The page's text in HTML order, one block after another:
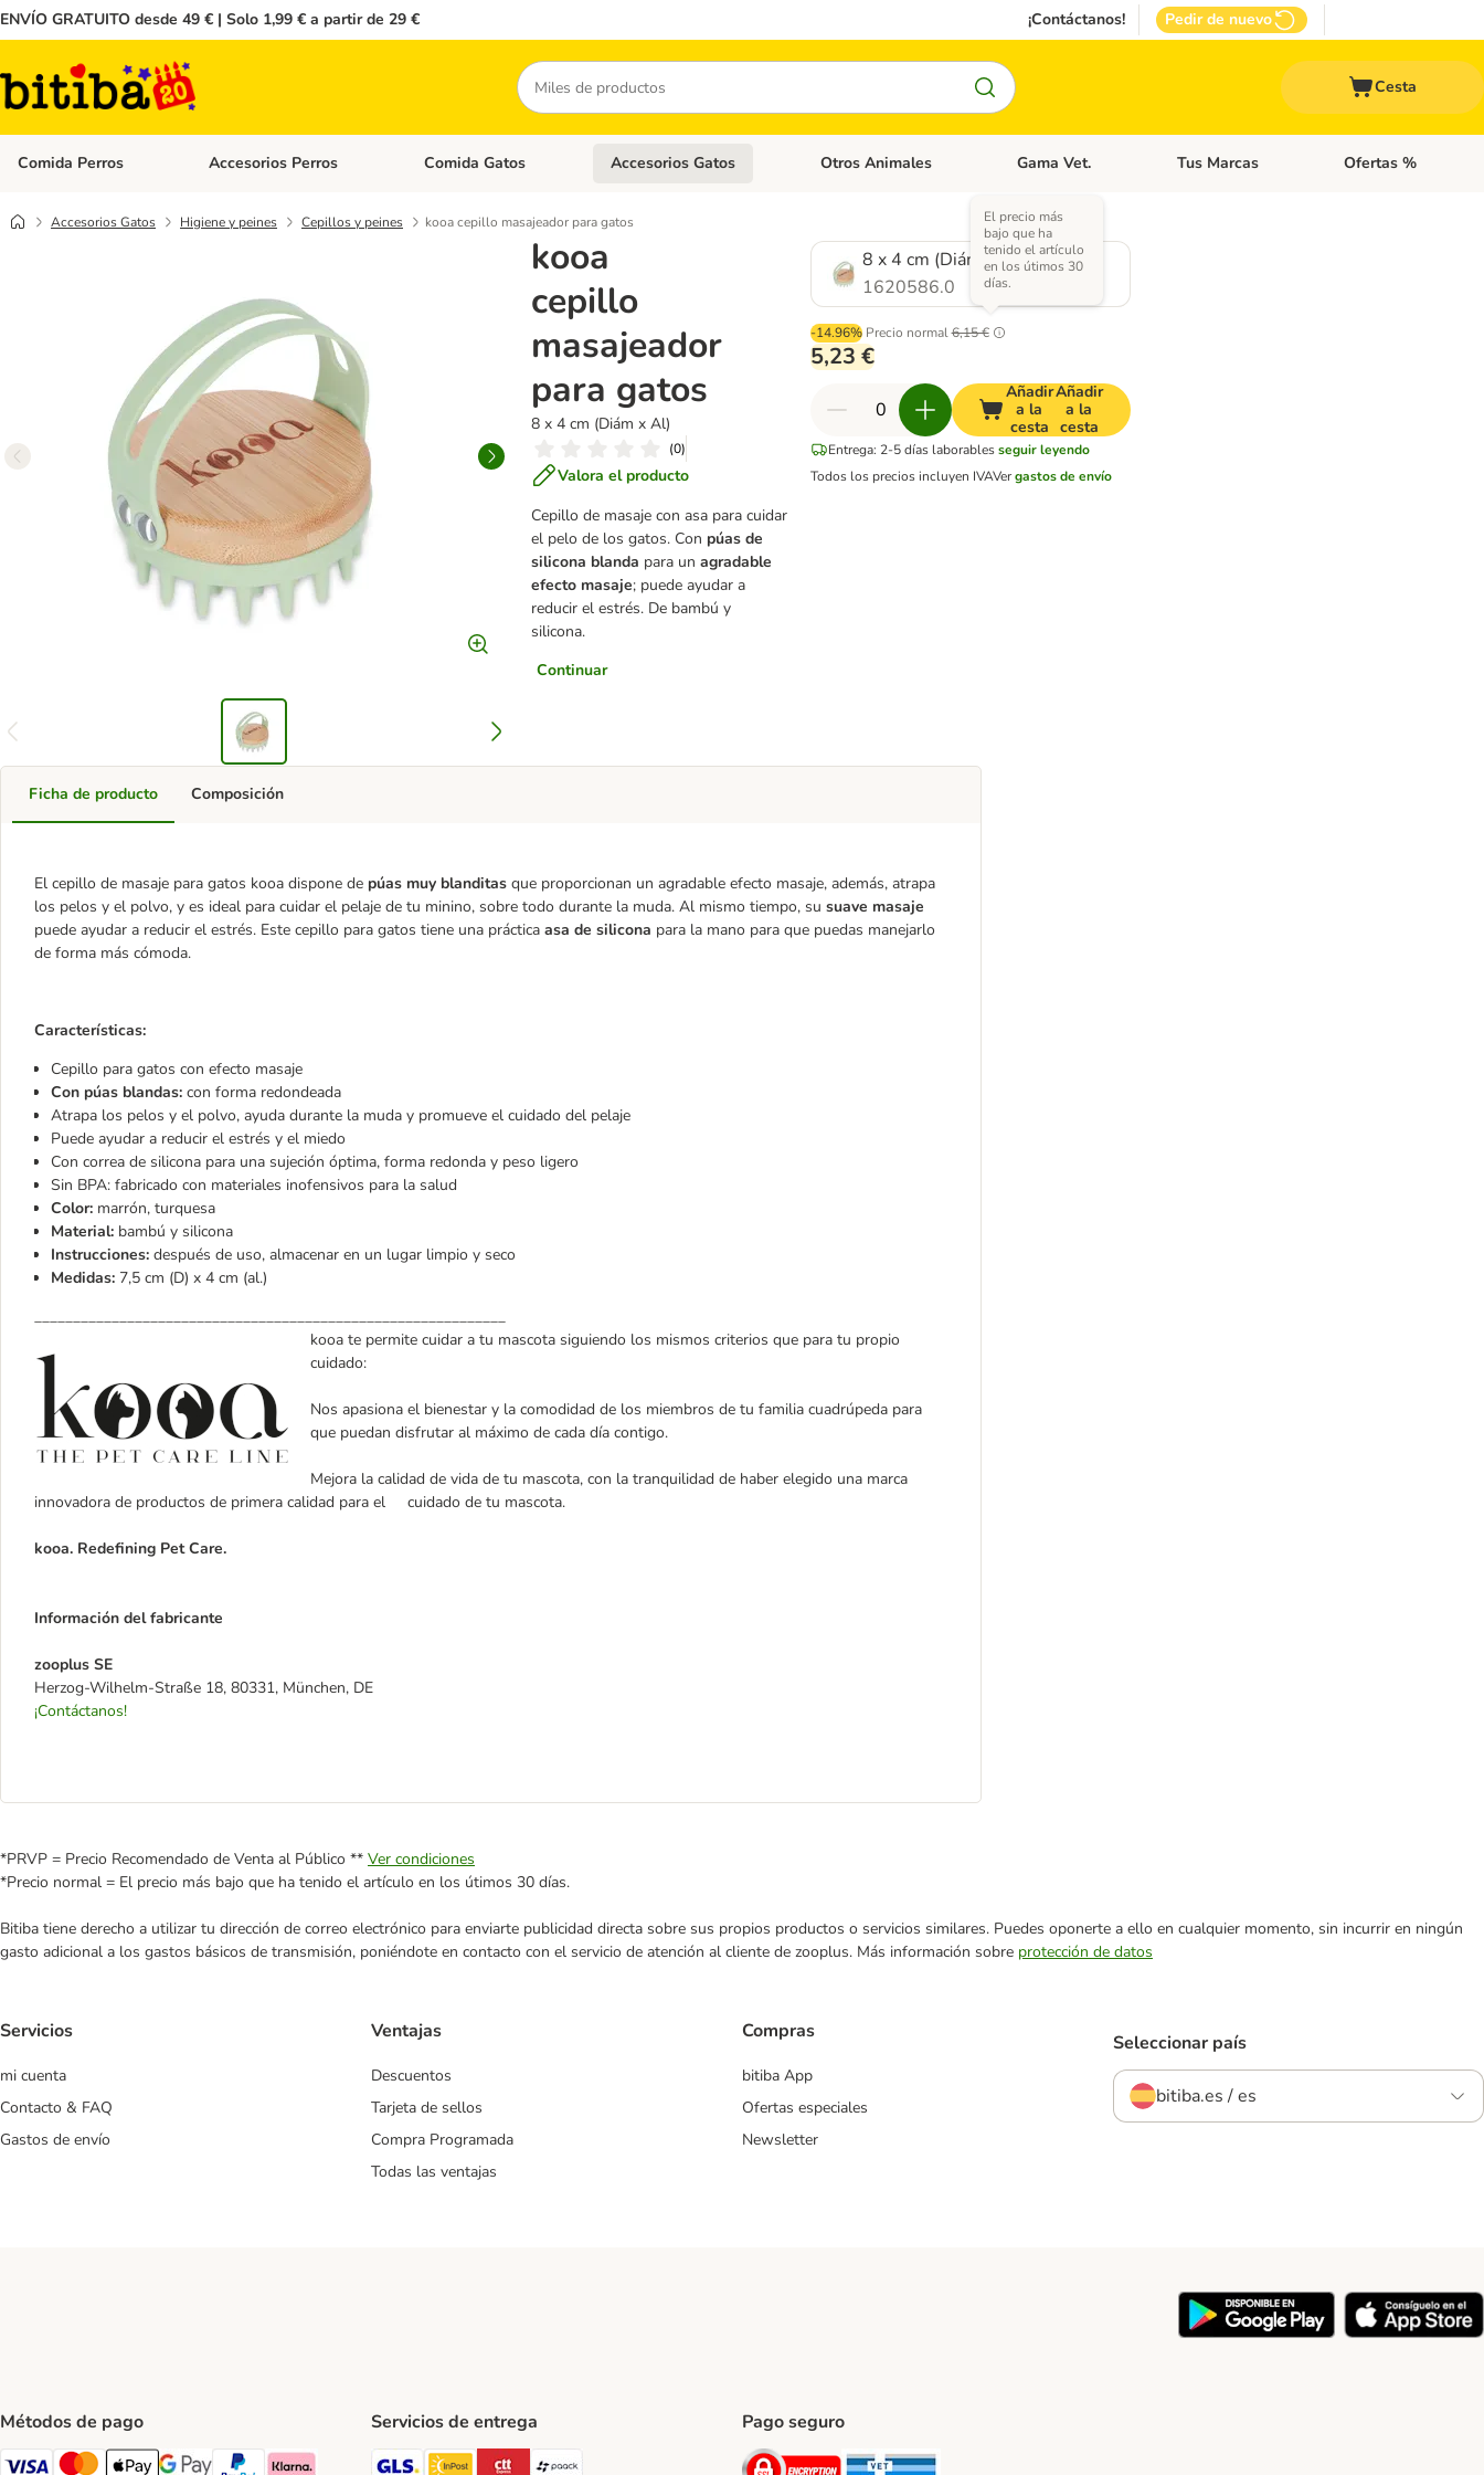
ENVÍO GRATUITO desde 49 € | Solo 1,99 € a partir de 29 € ¡Contáctanos! Pedir de nuevo
Buscar
Cesta
Comida Perros Menú de categoria abierto: Comida Perros
Accesorios Perros Menú de categoria abierto: Accesorios Perros
Comida Gatos Menú de categoria abierto: Comida Gatos
Accesorios Gatos Menú de categoria abierto: Accesorios Gatos
Otros Animales Menú de categoria abierto: Otros Animales
Gama Vet. Menú de categoria abierto: Gama Vet.
Tus Marcas Menú de categoria
Ofertas %
Accesorios Gatos Higiene y peines Cepillos y peines kooa cepillo masajeador para gatos
kooa
cepillo
masajeador
para gatos
8 x 4 cm (Diám x Al)
(0)
Valora el producto
Cepillo de masaje con asa para cuidar
el pelo de los gatos. Con púas de
silicona blanda para un agradable
efecto masaje; puede ayudar a
reducir el estrés. De bambú y
silicona.
Continuar
8 x 4 cm (Diám x Al)
1620586.0
-14.96% Precio normal6,15 €
El precio más
bajo que ha
tenido el artículo
en los útimos 30
días.
5,23 €
Añadir
a la
cesta
Añadir
a la
cesta
Entrega: 2-5 días laborables seguir leyendo
Todos los precios incluyen IVAVergastos de envío
Ficha de producto
El cepillo de masaje para gatos kooa dispone de púas muy blanditas que proporcionan un agradable efecto masaje, además, atrapa
los pelos y el polvo, y es ideal para cuidar el pelaje de tu minino, sobre todo durante la muda. Al mismo tiempo, su suave masaje
puede ayudar a reducir el estrés. Este cepillo para gatos tiene una práctica asa de silicona para la mano para que puedas manejarlo
de forma más cómoda.
Características:
Cepillo para gatos con efecto masaje
Con púas blandas: con forma redondeada
Atrapa los pelos y el polvo, ayuda durante la muda y promueve el cuidado del pelaje
Puede ayudar a reducir el estrés y el miedo
Con correa de silicona para una sujeción óptima, forma redonda y peso ligero
Sin BPA: fabricado con materiales inofensivos para la salud
Color: marrón, turquesa
Material: bambú y silicona
Instrucciones: después de uso, almacenar en un lugar limpio y seco
Medidas: 7,5 cm (D) x 4 cm (al.)
_____________________________________________________________
kooa te permite cuidar a tu mascota siguiendo los mismos criterios que para tu propio
cuidado:
Nos apasiona el bienestar y la comodidad de los miembros de tu familia cuadrúpeda para
que puedan disfrutar al máximo de cada día contigo.
Mejora la calidad de vida de tu mascota, con la tranquilidad de haber elegido una marca
innovadora de productos de primera calidad para el cuidado de tu mascota.
kooa. Redefining Pet Care.
Información del fabricante
zooplus SE
Herzog-Wilhelm-Straße 18, 80331, München, DE
¡Contáctanos!
Composición
*PRVP = Precio Recomendado de Venta al Público ** Ver condiciones
*Precio normal = El precio más bajo que ha tenido el artículo en los útimos 30 días.
Bitiba tiene derecho a utilizar tu dirección de correo electrónico para enviarte publicidad directa sobre sus propios productos o servicios similares. Puedes oponerte a ello en cualquier momento, sin incurrir en ningún
gasto adicional a los gastos básicos de transmisión, poniéndote en contacto con el servicio de atención al cliente de zooplus. Más información sobre protección de datos
Servicios
mi cuenta
Contacto & FAQ
Gastos de envío
Ventajas
Descuentos
Tarjeta de sellos
Compra Programada
Todas las ventajas
Compras
bitiba App
Ofertas especiales
Newsletter
Seleccionar país
bitiba.es / es
Métodos de pago Servicios de entrega
GLS Shipping Method
InPost Shipping Method
CTTExpress Shipping Method
paack Shipping Method
Pago seguro
Security